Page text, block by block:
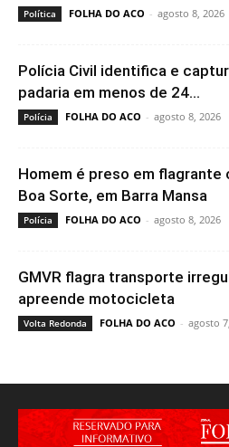
Política FOLHA DO ACO - agosto 8, 2026
Polícia Civil identifica e
padaria em menos de 24...
Polícia FOLHA DO ACO - agosto 8, 2026
Homem é preso em flagrante
Boa Sorte, em Barra Mansa
Polícia FOLHA DO ACO - agosto 8, 2026
GMVR flagra transporte
apreende motocicleta
Volta Redonda FOLHA DO ACO - agosto